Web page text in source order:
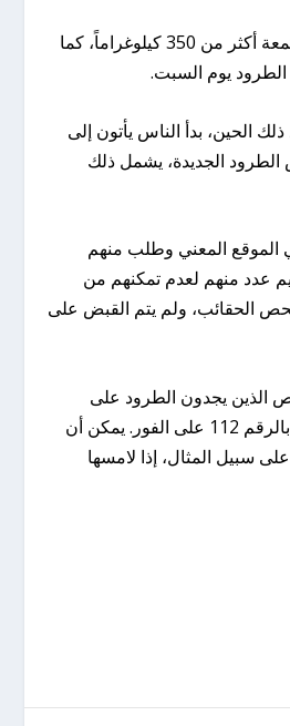
ويبلغ وزن العبوات مجتمعة أكثر من 350 كيلوغراماً، كما
يوم السبت.
الحين، بدأ الناس يأتون إلى
الجديدة، يشمل ذلك
المعني وطلب منهم
عدد منهم لعدم تمكنهم من
فحص الحقائب، ولم يتم القبض على
الذين يجدون الطرود على
الشاطيء إلى الاتصال بالرقم 112 على الفور. يمكن أن
سبيل المثال، إذا لامسها